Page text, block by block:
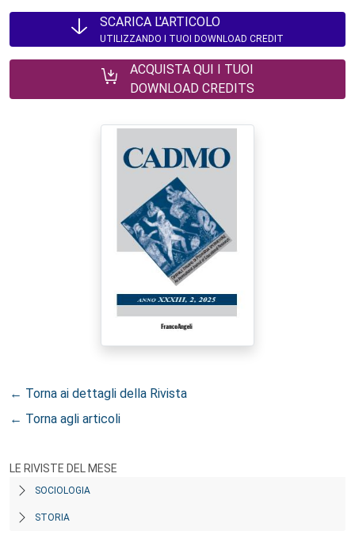
SCARICA L'ARTICOLO
UTILIZZANDO I TUOI DOWNLOAD CREDIT
ACQUISTA QUI I TUOI
DOWNLOAD CREDITS
← Torna ai dettagli della Rivista
← Torna agli articoli
LE RIVISTE DEL MESE
SOCIOLOGIA
STORIA